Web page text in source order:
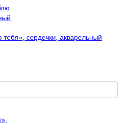
сердечки, акварельный